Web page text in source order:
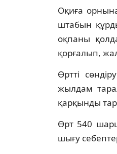
Оқиға
штабын
оқпаны
қорғалып,
Өртті
жылдам
қарқынды
Өрт 540
шығу